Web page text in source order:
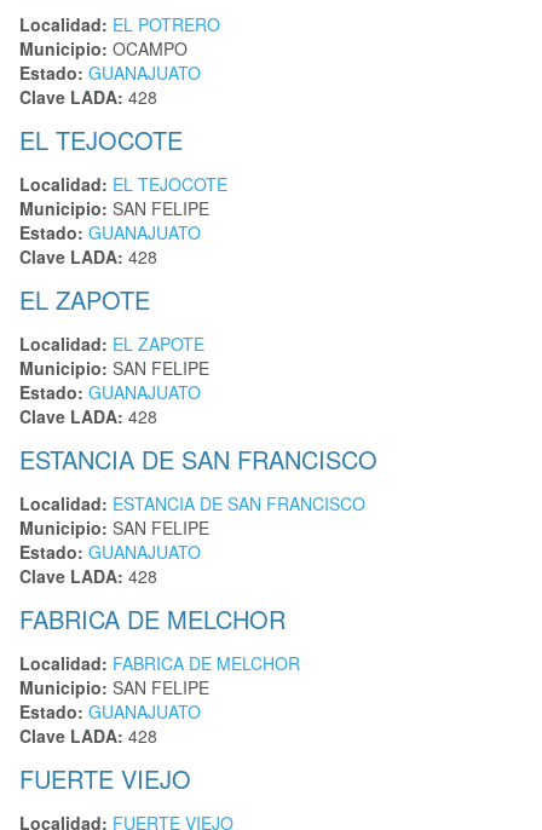
Localidad: EL POTRERO
Municipio: OCAMPO
Estado: GUANAJUATO
Clave LADA: 428
EL TEJOCOTE
Localidad: EL TEJOCOTE
Municipio: SAN FELIPE
Estado: GUANAJUATO
Clave LADA: 428
EL ZAPOTE
Localidad: EL ZAPOTE
Municipio: SAN FELIPE
Estado: GUANAJUATO
Clave LADA: 428
ESTANCIA DE SAN FRANCISCO
Localidad: ESTANCIA DE SAN FRANCISCO
Municipio: SAN FELIPE
Estado: GUANAJUATO
Clave LADA: 428
FABRICA DE MELCHOR
Localidad: FABRICA DE MELCHOR
Municipio: SAN FELIPE
Estado: GUANAJUATO
Clave LADA: 428
FUERTE VIEJO
Localidad: FUERTE VIEJO